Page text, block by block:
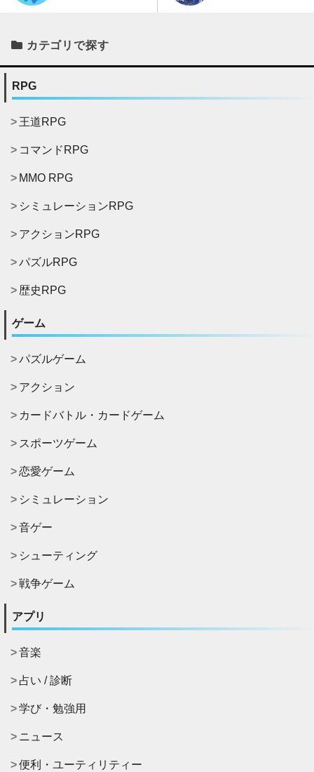
カテゴリで探す
RPG
王道RPG
コマンドRPG
MMO RPG
シミュレーションRPG
アクションRPG
パズルRPG
歴史RPG
ゲーム
パズルゲーム
アクション
カードバトル・カードゲーム
スポーツゲーム
恋愛ゲーム
シミュレーション
音ゲー
シューティング
戦争ゲーム
アプリ
音楽
占い / 診断
学び・勉強用
ニュース
便利・ユーティリティー